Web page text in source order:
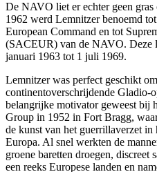
De NAVO liet er echter geen
1962 werd Lemnitzer benoemd
European Command en tot
(SACEUR) van de NAVO. Deze
januari 1963 tot 1 juli 1969.
Lemnitzer was perfect geschikt
continentoverschrijdende Gladio-
belangrijke motivator geweest bij
Group in 1952 in Fort Bragg,
de kunst van het guerrillaverzet
Europa. Al snel werkten de
groene baretten droegen, discreet
een reeks Europese landen en